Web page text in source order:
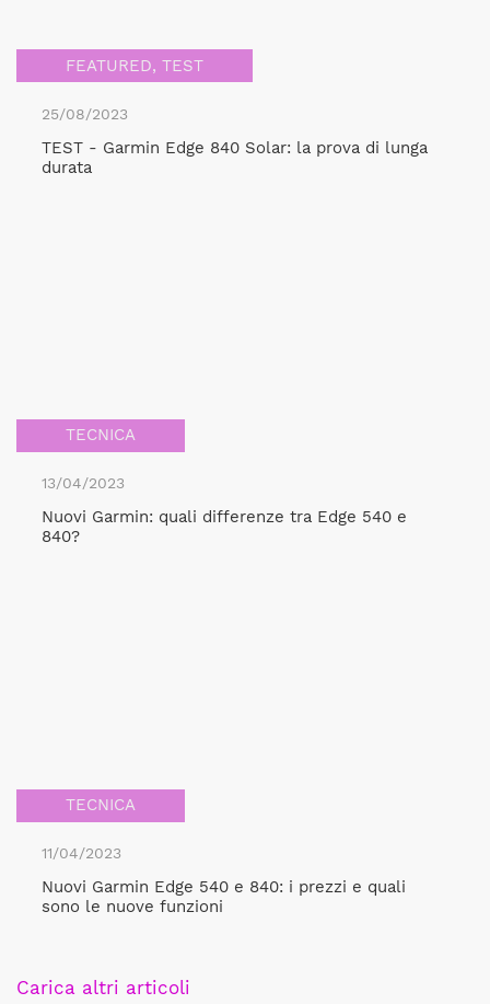
FEATURED, TEST
25/08/2023
TEST - Garmin Edge 840 Solar: la prova di lunga
durata
TECNICA
13/04/2023
Nuovi Garmin: quali differenze tra Edge 540 e
840?
TECNICA
11/04/2023
Nuovi Garmin Edge 540 e 840: i prezzi e quali
sono le nuove funzioni
Carica altri articoli